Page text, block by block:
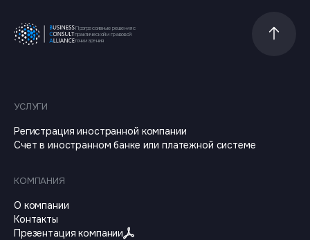
Прогрессивные решения с
практической и правовой
точки зрения
УСЛУГИ
Регистрация иностранной компании
Счет в иностранном банке или платежной системе
КОМПАНИЯ
О компании
Контакты
Презентация компании